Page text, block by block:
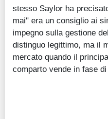
stesso Saylor ha
mai" era un consiglio ai
impegno sulla gestione
distinguo legittimo, ma il
mercato quando il
comparto vende in fase